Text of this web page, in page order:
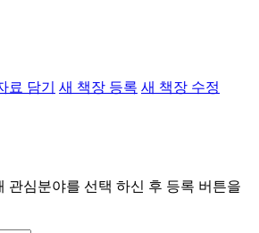
료 담기 새 책장 등록 새 책장 수정
관심분야를 선택 하신 후 등록 버튼을